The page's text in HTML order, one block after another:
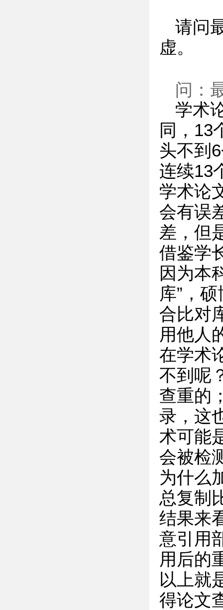
请问
虚。
问：
学术
同，13
头不到
连续13
学术论
会有误
差，但
借鉴学
因为本
库”，
合比对
用他人
在学术
不到呢
查重的
录，这
术可能
会被检
为什么
总复制
结果来
意引用
用后的
以上就
得论文